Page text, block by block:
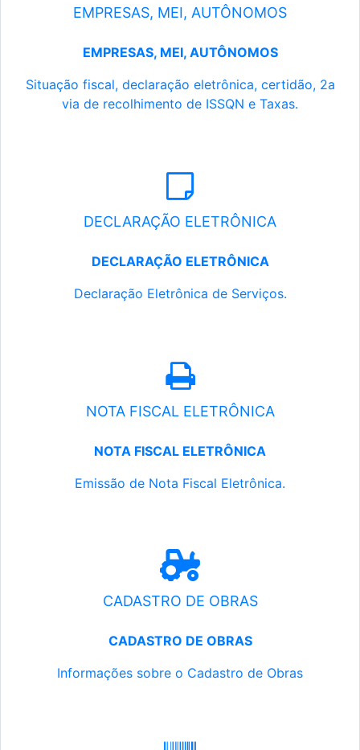
EMPRESAS, MEI, AUTÔNOMOS
EMPRESAS, MEI, AUTÔNOMOS
Situação fiscal, declaração eletrônica, certidão, 2a
via de recolhimento de ISSQN e Taxas.
DECLARAÇÃO ELETRÔNICA
DECLARAÇÃO ELETRÔNICA
Declaração Eletrônica de Serviços.
NOTA FISCAL ELETRÔNICA
NOTA FISCAL ELETRÔNICA
Emissão de Nota Fiscal Eletrônica.
CADASTRO DE OBRAS
CADASTRO DE OBRAS
Informações sobre o Cadastro de Obras